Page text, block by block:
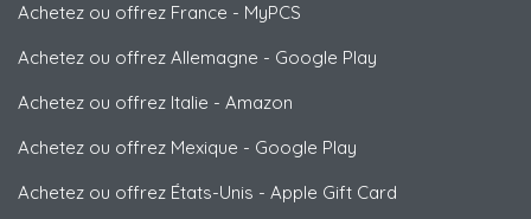
Achetez ou offrez France - MyPCS
Achetez ou offrez Allemagne - Google Play
Achetez ou offrez Italie - Amazon
Achetez ou offrez Mexique - Google Play
Achetez ou offrez États-Unis - Apple Gift Card